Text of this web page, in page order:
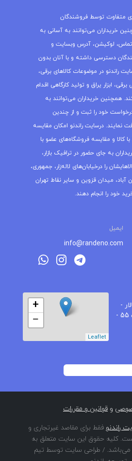
متفاوت توسط فروشندگان
خریداران می‌توانند به آسانی به
لوکیشن، آدرس وبسایت و
دسترسی داشته و با آنان بدون
راندنو در موضوعات کالاهای برقی،
برقی، ابزار یراق و تولید کارگاهی اقدام
همچنین خریداران می‌توانند به
خود را ثبت و از چندین
نمایند. درسایت راندنو امکان مقایسه
با کالا و مقایسه فروشگاه‌های عضو با
به جای حضور در ترافیک بازار،
را درخیابان‌های لاله‌زار، جمهوری،
میدان قزوین و سایر نقاط تهران
خود را انجام دهند.
ایمیل
info@randeno.com
-
کوچه آزادیخواه - پلاک 55 -
+
−
Leaflet
و قوانین و مقررات
راندنو فقط برای مقاصد غیرتجاری و
است. کلیه حقوق این سایت متعلق به
می‌باشد. / طراحی سایت توسط تیم